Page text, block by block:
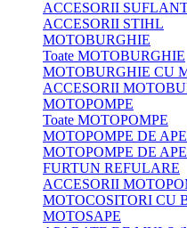
ACCESORII
ACCESORII STIHL
MOTOBURGHIE
Toate MOTOBURGHIE
MOTOBURGHIE CU
ACCESORII
MOTOPOMPE
Toate MOTOPOMPE
MOTOPOMPE DE
MOTOPOMPE DE
FURTUN REFULARE
ACCESORII
MOTOCOSITORI CU
MOTOSAPE